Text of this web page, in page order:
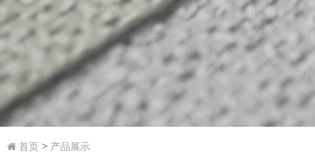
首页 > 产品展示